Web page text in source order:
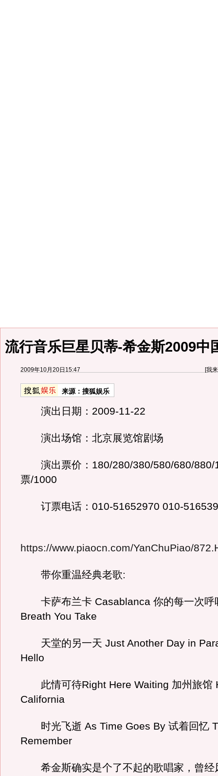
流行音乐巨星贝蒂-希金斯2009中
2009年10月20日15:47 [我
来源： 搜狐娱乐
演出日期：2009-11-22
演出场馆：北京展览馆剧场
演出票价：180/280/380/580/680/880/
票/1000
订票电话：010-51652970 010-
https://www.piaocn.com/YanChuPiao/
带你重温经典老歌:
卡萨布兰卡 Casablanca 你的每一次呼
Breath You Take
天堂的另一天 Just Another Day in
Hello
此情可待Right Here Waiting 加州旅馆
California
时光飞逝 As Time Goes By 试着回忆
Remember
希金斯确实是个了不起的歌唱家，曾经